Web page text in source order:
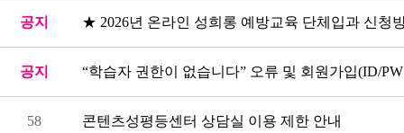
공지 ★ 2026년 온라인 성희롱 예방교육 단체입과 신청
공지 “학습자 권한이 없습니다” 오류 및 회원가입(ID/
58 콘텐츠성평등센터 상담실 이용 제한 안내